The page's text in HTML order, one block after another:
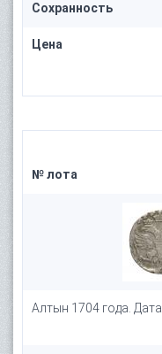
Сохранность
Цена
№ лота
Алтын 1704 года.